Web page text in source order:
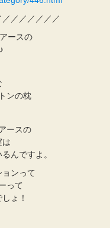
／／／／／／
ースの
ンの枕
ースの
は
んですよ。
ンって
って
ょ！